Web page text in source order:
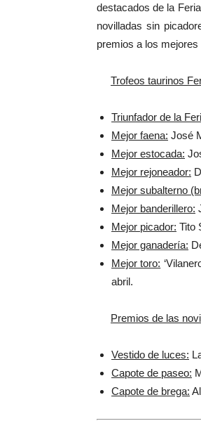
destacados de la
novilladas sin
premios a los
Trofeos taurinos
Triunfador de la
Mejor faena: José
Mejor estocada:
Mejor rejoneador:
Mejor subalterno
Mejor banderillero:
Mejor picador: Tito
Mejor ganadería:
Mejor toro:
abril.
Premios de las
Vestido de luces:
Capote de paseo:
Capote de brega: